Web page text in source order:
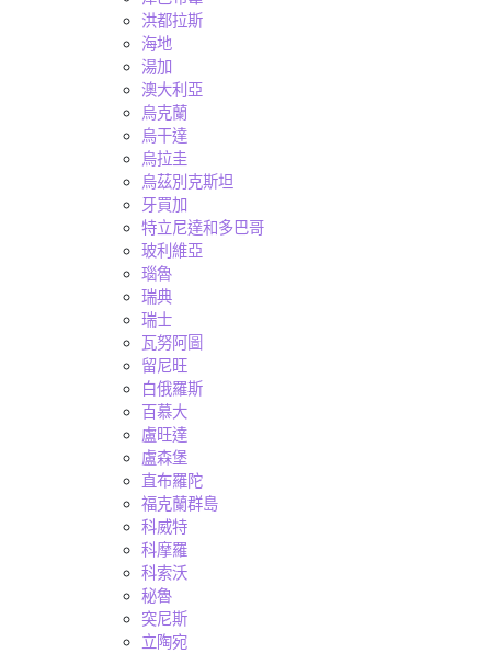
洪都拉斯
海地
湯加
澳大利亞
烏克蘭
烏干達
烏拉圭
烏茲別克斯坦
牙買加
特立尼達和多巴哥
玻利維亞
瑙魯
瑞典
瑞士
瓦努阿圖
留尼旺
白俄羅斯
百慕大
盧旺達
盧森堡
直布羅陀
福克蘭群島
科威特
科摩羅
科索沃
秘魯
突尼斯
立陶宛